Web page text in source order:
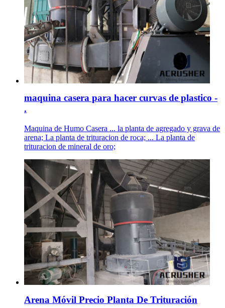
maquina casera para hacer curvas de plastico -
.
Maquina de Humo Casera ... la planta de agregado y grava de
arena; La planta de trituracion de roca; ... La planta de
trituracion de mineral de oro;
Arena Móvil Precio Planta De Trituración